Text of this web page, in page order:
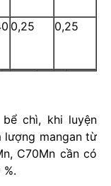
0,25 0,25
chì, khi luyện
lượng mangan từ
C70Mn cần có